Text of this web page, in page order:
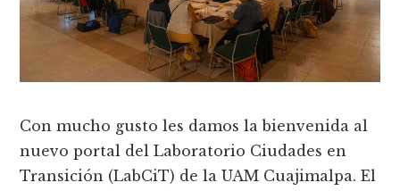
Con mucho gusto les damos la bienvenida al
nuevo portal del Laboratorio Ciudades en
Transición (LabCiT) de la UAM Cuajimalpa. El